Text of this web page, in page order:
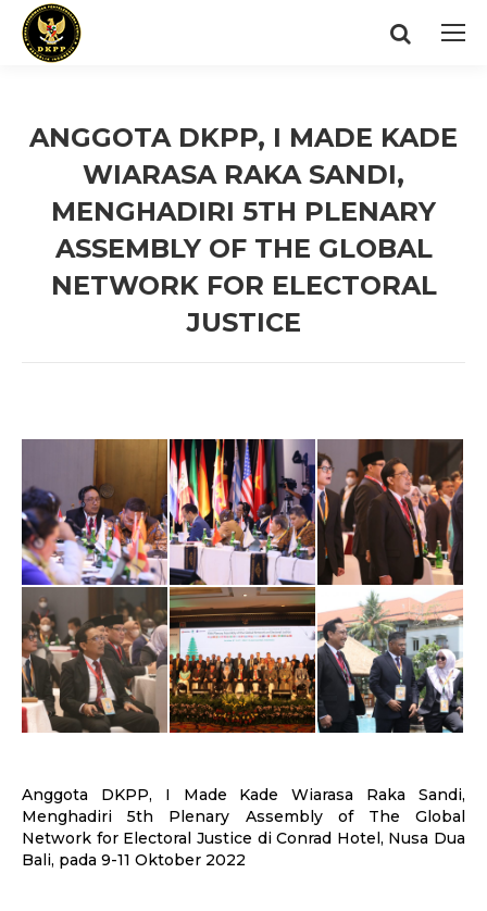
Search:
ANGGOTA DKPP, I MADE KADE
WIARASA RAKA SANDI,
MENGHADIRI 5TH PLENARY
ASSEMBLY OF THE GLOBAL
NETWORK FOR ELECTORAL
JUSTICE
Anggota DKPP, I Made Kade Wiarasa Raka Sandi,
Menghadiri 5th Plenary Assembly of The Global
Network for Electoral Justice di Conrad Hotel, Nusa Dua
Bali, pada 9-11 Oktober 2022